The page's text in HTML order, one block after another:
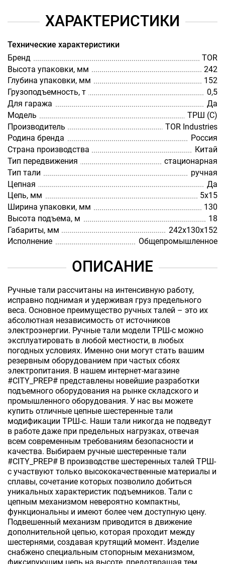
ХАРАКТЕРИСТИКИ
Технические характеристики
Бренд
TOR
Высота упаковки, мм
242
Глубина упаковки, мм
152
Грузоподъемность, т
0,5
Для гаража
Да
Модель
ТРШ (С)
Производитель
TOR Industries
Родина бренда
Россия
Страна производства
Китай
Тип передвижения
стационарная
Тип тали
ручная
Цепная
Да
Цепь, мм
5х15
Ширина упаковки, мм
130
Высота подъема, м
18
Габариты, мм
242x130x152
Исполнение
Общепромышленное
ОПИСАНИЕ
Ручные тали рассчитаны на интенсивную работу,
исправно поднимая и удерживая груз предельного
веса. Основное преимущество ручных талей – это их
абсолютная независимость от источников
электроэнергии. Ручные тали модели ТРШ-с можно
эксплуатировать в любой местности, в любых
погодных условиях. Именно они могут стать вашим
резервным оборудованием при частых сбоях
электропитания. В нашем интернет-магазине
#CITY_PREP# представлены новейшие разработки
подъемного оборудования на рынке складского и
промышленного оборудования. У нас вы можете
купить отличные цепные шестеренные тали
модификации ТРШ-с. Наши тали никогда не подведут
в работе даже при предельных нагрузках, отвечая
всем современным требованиям безопасности и
качества. Выбираем ручные шестеренные тали
#CITY_PREP# В производстве шестеренных талей ТРШ-
с участвуют только высококачественные материалы и
сплавы, сочетание которых позволило добиться
уникальных характеристик подъемников. Тали с
цепным механизмом невероятно компактны,
функциональны и имеют более чем доступную цену.
Подвешенный механизм приводится в движение
дополнительной цепью, которая проходит между
шестернями, создавая крутящий момент. Изделие
снабжено специальным стопорным механизмом,